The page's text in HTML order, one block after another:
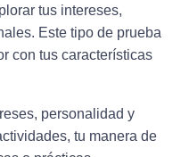
tus intereses,
Este tipo de prueba
con tus características
personalidad y
tu manera de